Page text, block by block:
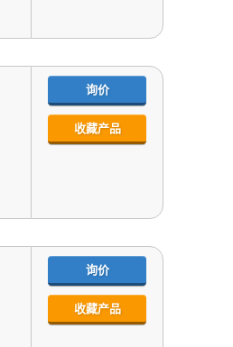
询价
收藏产品
询价
收藏产品